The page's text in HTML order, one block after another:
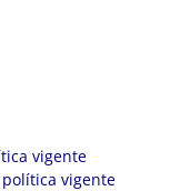
vigente
vigente